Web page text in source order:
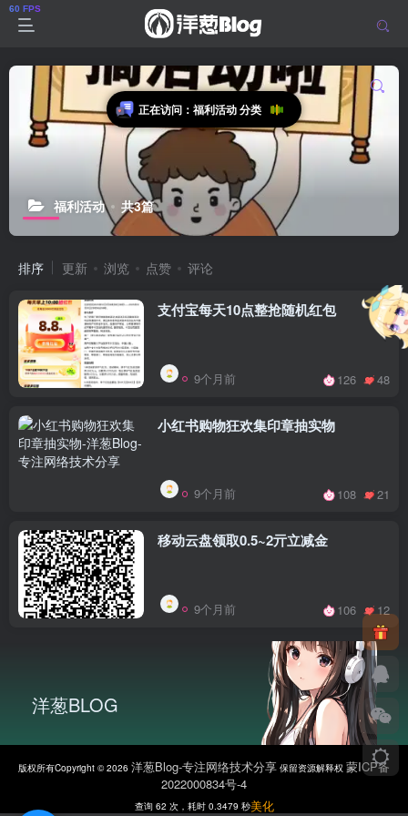
正在访问：福利活动 分类
福利活动 共3篇
排序 更新 浏览 点赞 评论
支付宝每天10点整抢随机红包
9个月前 126 48
小红书购物狂欢集印章抽实物
9个月前 108 21
移动云盘领取0.5~2亓立减金
9个月前 106 12
洋葱BLOG
版权所有Copyright © 2026 洋葱Blog-专注网络技术分享 保留资源解释权 蒙ICP备
2022000834号-4
查询 62 次，耗时 0.3479 秒美化